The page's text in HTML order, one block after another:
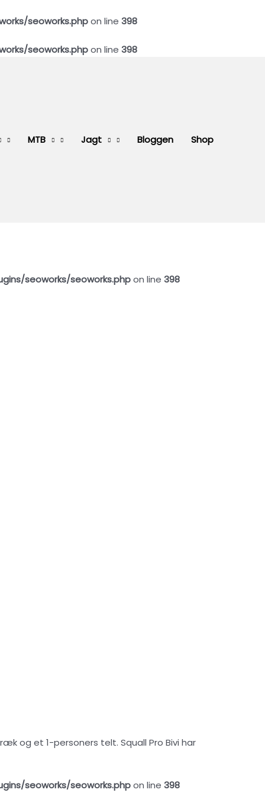
seoworks.phpon line 398
seoworks.phpon line 398
MTB Jagt Bloggen Shop
seoworks/seoworks.phpon line 398
og et 1-personers telt. Squall Pro Bivi har
seoworks/seoworks.phpon line 398